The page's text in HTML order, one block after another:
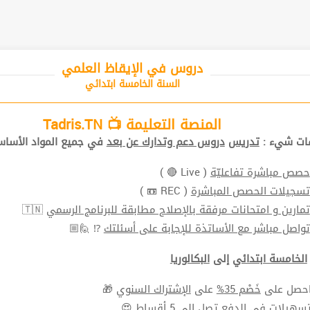
دروس في الإيقاظ العلمي
السنة الخامسة ابتدائي
المنصة التعليمة 📺 Tadris.TN
شيء :تدريس دروس دعم وتدارك عن بعدفي جميع المواد
حصص مباشرة تفاعليّة( Live 🔴 )
تسجيلات الحصص المباشرة( REC 📼 )
تمارين و امتحانات مرفقة بالإصلاح مطابقة للبرنامج الرسمي 🇹🇳
تواصل مباشر مع الأساتذة للإجابة على أسئلتك⁉ 🙋🏼
الخامسة ابتدائيإلىالبكالوريا
علىخَصْم 35% علىالإشتراك السنوي 🎁